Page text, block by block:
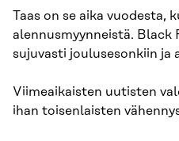
Taas on se aika vuodesta,
alennusmyynneistä. Black
sujuvasti joulusesonkiin ja
Viimeaikaisten uutisten
ihan toisenlaisten